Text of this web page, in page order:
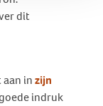
dit
aan inzijn
indruk